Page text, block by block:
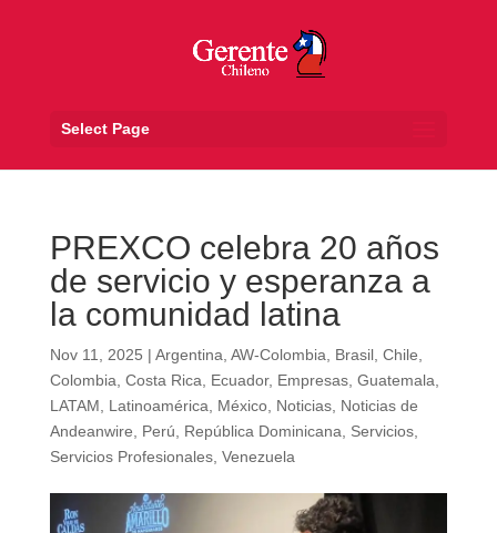
Select Page
PREXCO celebra 20 años
de servicio y esperanza a
la comunidad latina
Nov 11, 2025 | Argentina AW-Colombia Brasil, Chile
Colombia Costa Rica Ecuador, Empresas, Guatemala
LATAM
Latinoamérica México, Noticias, Noticias de
Andeanwire
Perú República Dominicana Servicios,
Servicios Profesionales, Venezuela